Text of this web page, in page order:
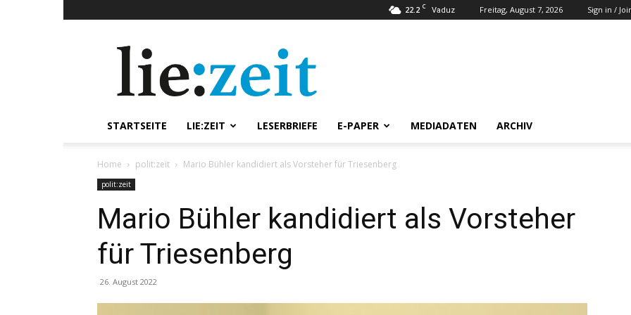
22.2 C Vaduz Freitag, August 7, 2026 Sign in /
STARTSEITE LIE:ZEIT LESERBRIEFE E-PAPER MEDIADATEN ARCHIV
Home polit:zeit Mario Bühler kandidiert als Vorsteher für Triesenberg
polit:zeit
Mario Bühler kandidiert als Vorsteher
für Triesenberg
26. August 2022